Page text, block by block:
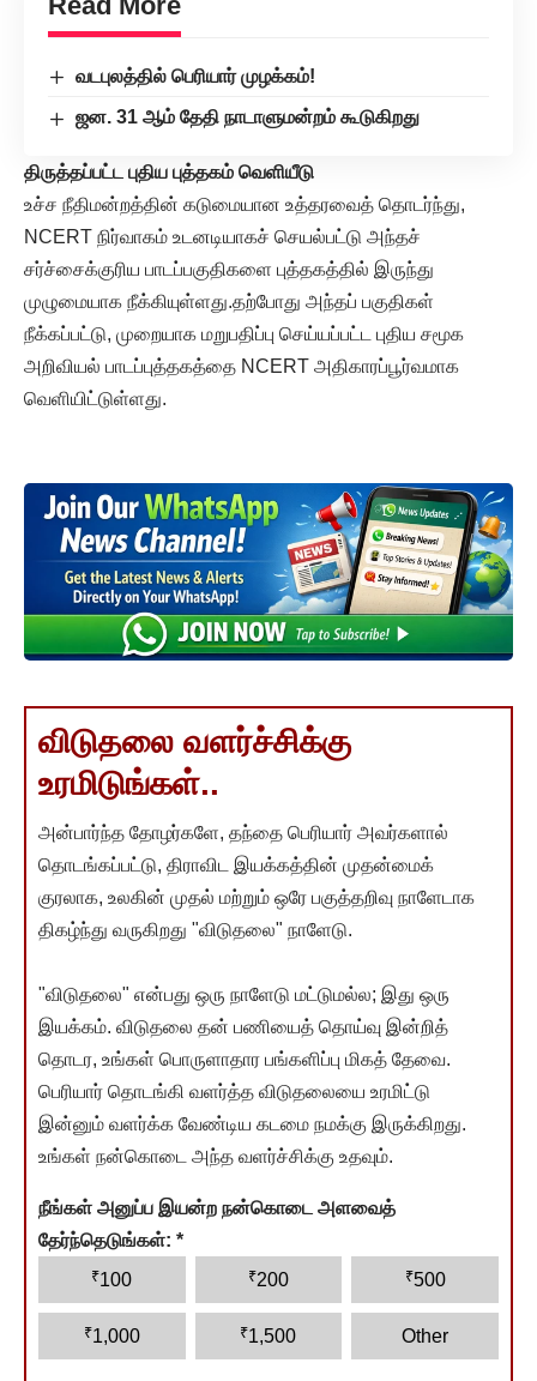
வடபுலத்தில் பெரியார் முழக்கம்!
ஜன. 31 ஆம் தேதி நாடாளுமன்றம் கூடுகிறது
திருத்தப்பட்ட புதிய புத்தகம் வெளியீடு
உச்ச நீதிமன்றத்தின் கடுமையான உத்தரவைத் தொடர்ந்து,
NCERT நிர்வாகம் உடனடியாகச் செயல்பட்டு அந்தச்
சர்ச்சைக்குரிய பாடப்பகுதிகளை புத்தகத்தில் இருந்து
முழுமையாக நீக்கியுள்ளது.தற்போது அந்தப் பகுதிகள்
நீக்கப்பட்டு, முறையாக மறுபதிப்பு செய்யப்பட்ட புதிய சமூக
அறிவியல் பாடப்புத்தகத்தை NCERT அதிகாரப்பூர்வமாக
வெளியிட்டுள்ளது.
விடுதலை வளர்ச்சிக்கு
உரமிடுங்கள்..
அன்பார்ந்த தோழர்களே, தந்தை பெரியார் அவர்களால்
தொடங்கப்பட்டு, திராவிட இயக்கத்தின் முதன்மைக்
குரலாக, உலகின் முதல் மற்றும் ஒரே பகுத்தறிவு நாளேடாக
திகழ்ந்து வருகிறது "விடுதலை" நாளேடு.
"விடுதலை" என்பது ஒரு நாளேடு மட்டுமல்ல; இது ஒரு
இயக்கம். விடுதலை தன் பணியைத் தொய்வு இன்றித்
தொடர, உங்கள் பொருளாதார பங்களிப்பு மிகத் தேவை.
பெரியார் தொடங்கி வளர்த்த விடுதலையை உரமிட்டு
இன்னும் வளர்க்க வேண்டிய கடமை நமக்கு இருக்கிறது.
உங்கள் நன்கொடை அந்த வளர்ச்சிக்கு உதவும்.
நீங்கள் அனுப்ப இயன்ற நன்கொடை அளவைத்
தேர்ந்தெடுங்கள்: *
₹100 ₹200 ₹500
₹1,000 ₹1,500 Other